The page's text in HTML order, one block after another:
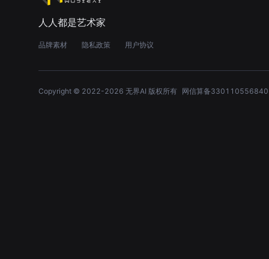
人人都是艺术家
品牌素材 隐私政策 用户协议
Copyright © 2022-2026 无界AI 版权所有 网信算备